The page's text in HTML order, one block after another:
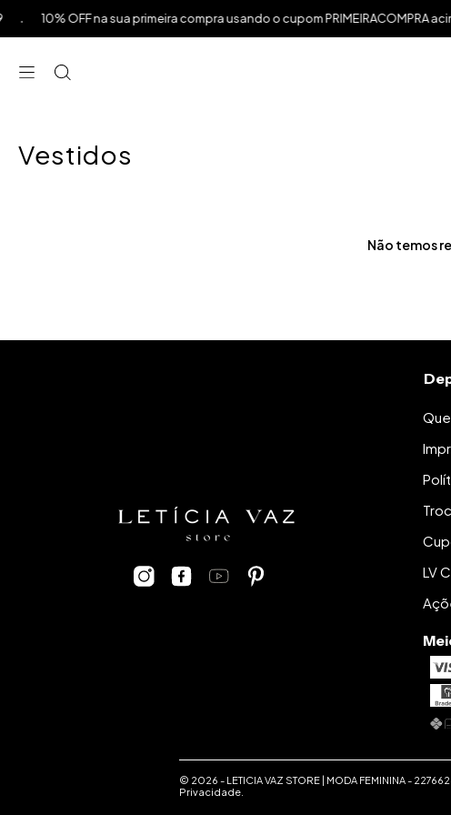
10% OFF na sua primeira compra usando o cupom PRIMEIRACOMPRA
Vestidos
Não temos
LV
© 2026 - LETICIA VAZ STORE | MODA FEMININA-
Privacidade